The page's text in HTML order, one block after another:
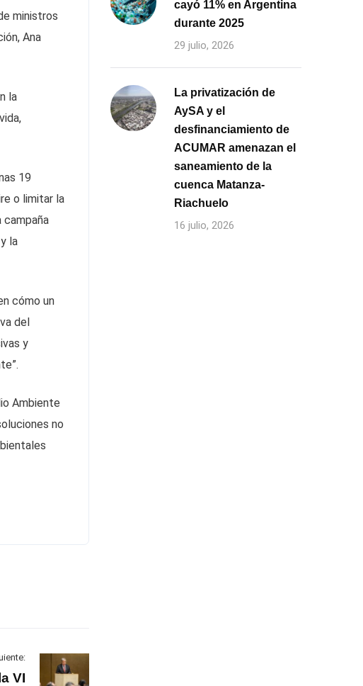
ministros
Ana
la
19
o limitar la
campaña
la
cómo un
del
y
Ambiente
no
VI
cayó 11% en Argentina
durante 2025
29 julio, 2026
La privatización de
AySA y el
desfinanciamiento de
ACUMAR amenazan el
saneamiento de la
cuenca Matanza-
Riachuelo
16 julio, 2026